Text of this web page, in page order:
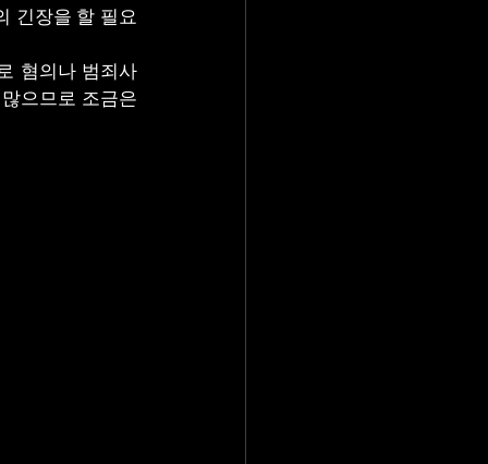
긴장을 할 필요
혐의나 범죄사
으므로 조금은